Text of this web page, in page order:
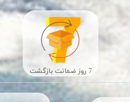
7 روز ضمانت بازگشت